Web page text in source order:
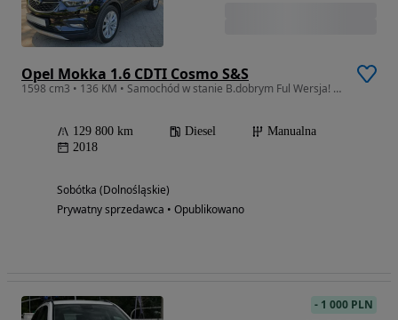
Opel Mokka 1.6 CDTI Cosmo S&S
1598 cm3 • 136 KM • Samochód w stanie B.dobrym Ful Wersja! Skóry,kamera,Navi,Ful Led itd:
129 800 km Diesel
Manualna
2018
Sobótka (Dolnośląskie)
Prywatny sprzedawca • Opublikowano
- 1 000 PLN